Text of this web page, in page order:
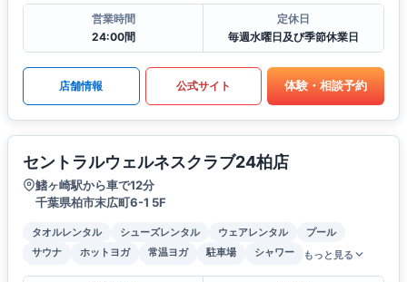
営業時間
24:00間
定休日
毎週水曜日及び季節休業日
店舗情報 公式サイト 体験・相談予約
セントラルウェルネスクラブ24柏店
鰭ヶ崎駅から車で12分
千葉県柏市末広町6-1 5F
タオルレンタル シューズレンタル ウェアレンタル
プール
サウナ
ホットヨガ 常温ヨガ 駐車場 シャワー もっと見る